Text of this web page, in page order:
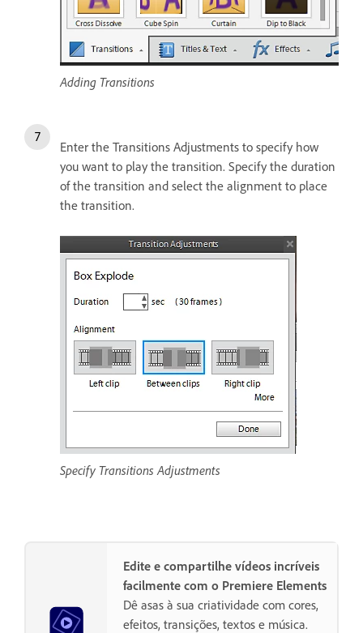
Adding Transitions
Enter the Transitions Adjustments to specify how
you want to play the transition. Specify the duration
of the transition and select the alignment to place
the transition.
Specify Transitions Adjustments
Edite e compartilhe vídeos incríveis
facilmente com o Premiere Elements
Dê asas à sua criatividade com cores,
efeitos, transições, textos e música.